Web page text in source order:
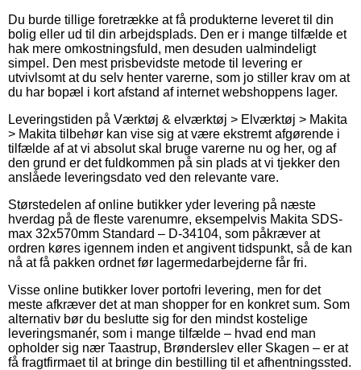
Du burde tillige foretrække at få produkterne leveret til din
bolig eller ud til din arbejdsplads. Den er i mange tilfælde et
hak mere omkostningsfuld, men desuden ualmindeligt
simpel. Den mest prisbevidste metode til levering er
utvivlsomt at du selv henter varerne, som jo stiller krav om at
du har bopæl i kort afstand af internet webshoppens lager.
Leveringstiden på Værktøj & elværktøj > Elværktøj > Makita
> Makita tilbehør kan vise sig at være ekstremt afgørende i
tilfælde af at vi absolut skal bruge varerne nu og her, og af
den grund er det fuldkommen på sin plads at vi tjekker den
anslåede leveringsdato ved den relevante vare.
Størstedelen af online butikker yder levering på næste
hverdag på de fleste varenumre, eksempelvis Makita SDS-
max 32x570mm Standard – D-34104, som påkræver at
ordren køres igennem inden et angivent tidspunkt, så de kan
nå at få pakken ordnet før lagermedarbejderne får fri.
Visse online butikker lover portofri levering, men for det
meste afkræver det at man shopper for en konkret sum. Som
alternativ bør du beslutte sig for den mindst kostelige
leveringsmanér, som i mange tilfælde – hvad end man
opholder sig nær Taastrup, Brønderslev eller Skagen – er at
få fragtfirmaet til at bringe din bestilling til et afhentningssted.